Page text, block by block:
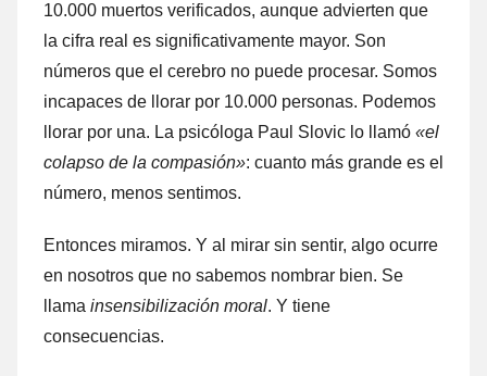
10.000 muertos verificados, aunque advierten que
la cifra real es significativamente mayor. Son
números que el cerebro no puede procesar. Somos
incapaces de llorar por 10.000 personas. Podemos
llorar por una. La psicóloga Paul Slovic lo llamó «el
colapso de la compasión»: cuanto más grande es el
número, menos sentimos.
Entonces miramos. Y al mirar sin sentir, algo ocurre
en nosotros que no sabemos nombrar bien. Se
llama insensibilización moral. Y tiene
consecuencias.